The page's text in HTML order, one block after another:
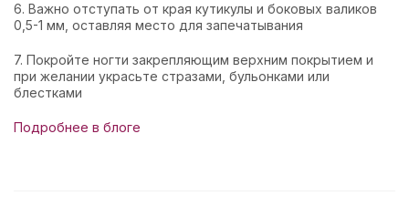
6. Важно отступать от края кутикулы и боковых валиков
0,5-1 мм, оставляя место для запечатывания
7. Покройте ногти закрепляющим верхним покрытием и
при желании украсьте стразами, бульонками или
блестками
Подробнее в блоге